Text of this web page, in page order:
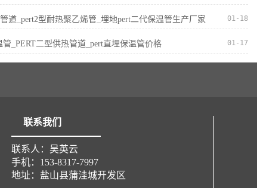
道_pert2型耐热聚乙烯管_埋地pert二代保温管生产厂家 01-18
_PERT二型供热管道_pert直埋保温管价格 01-17
联系我们
联系人：吴英云
手机：153-8317-7997
地址：盐山县蒲洼城开发区